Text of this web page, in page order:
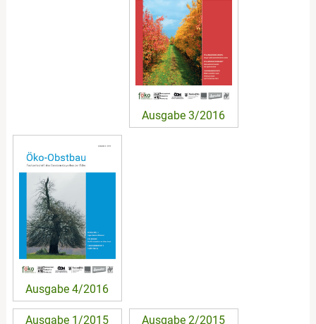
Ausgabe 3/2016
Ausgabe 4/2016
Ausgabe 1/2015 Ausgabe 2/2015